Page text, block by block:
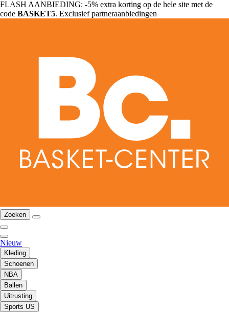
FLASH AANBIEDING: -5% extra korting op de hele site met de
code BASKET5. Exclusief partneraanbiedingen
Zoeken
Nieuw
Kleding
Schoenen
NBA
Ballen
Uitrusting
Sports US